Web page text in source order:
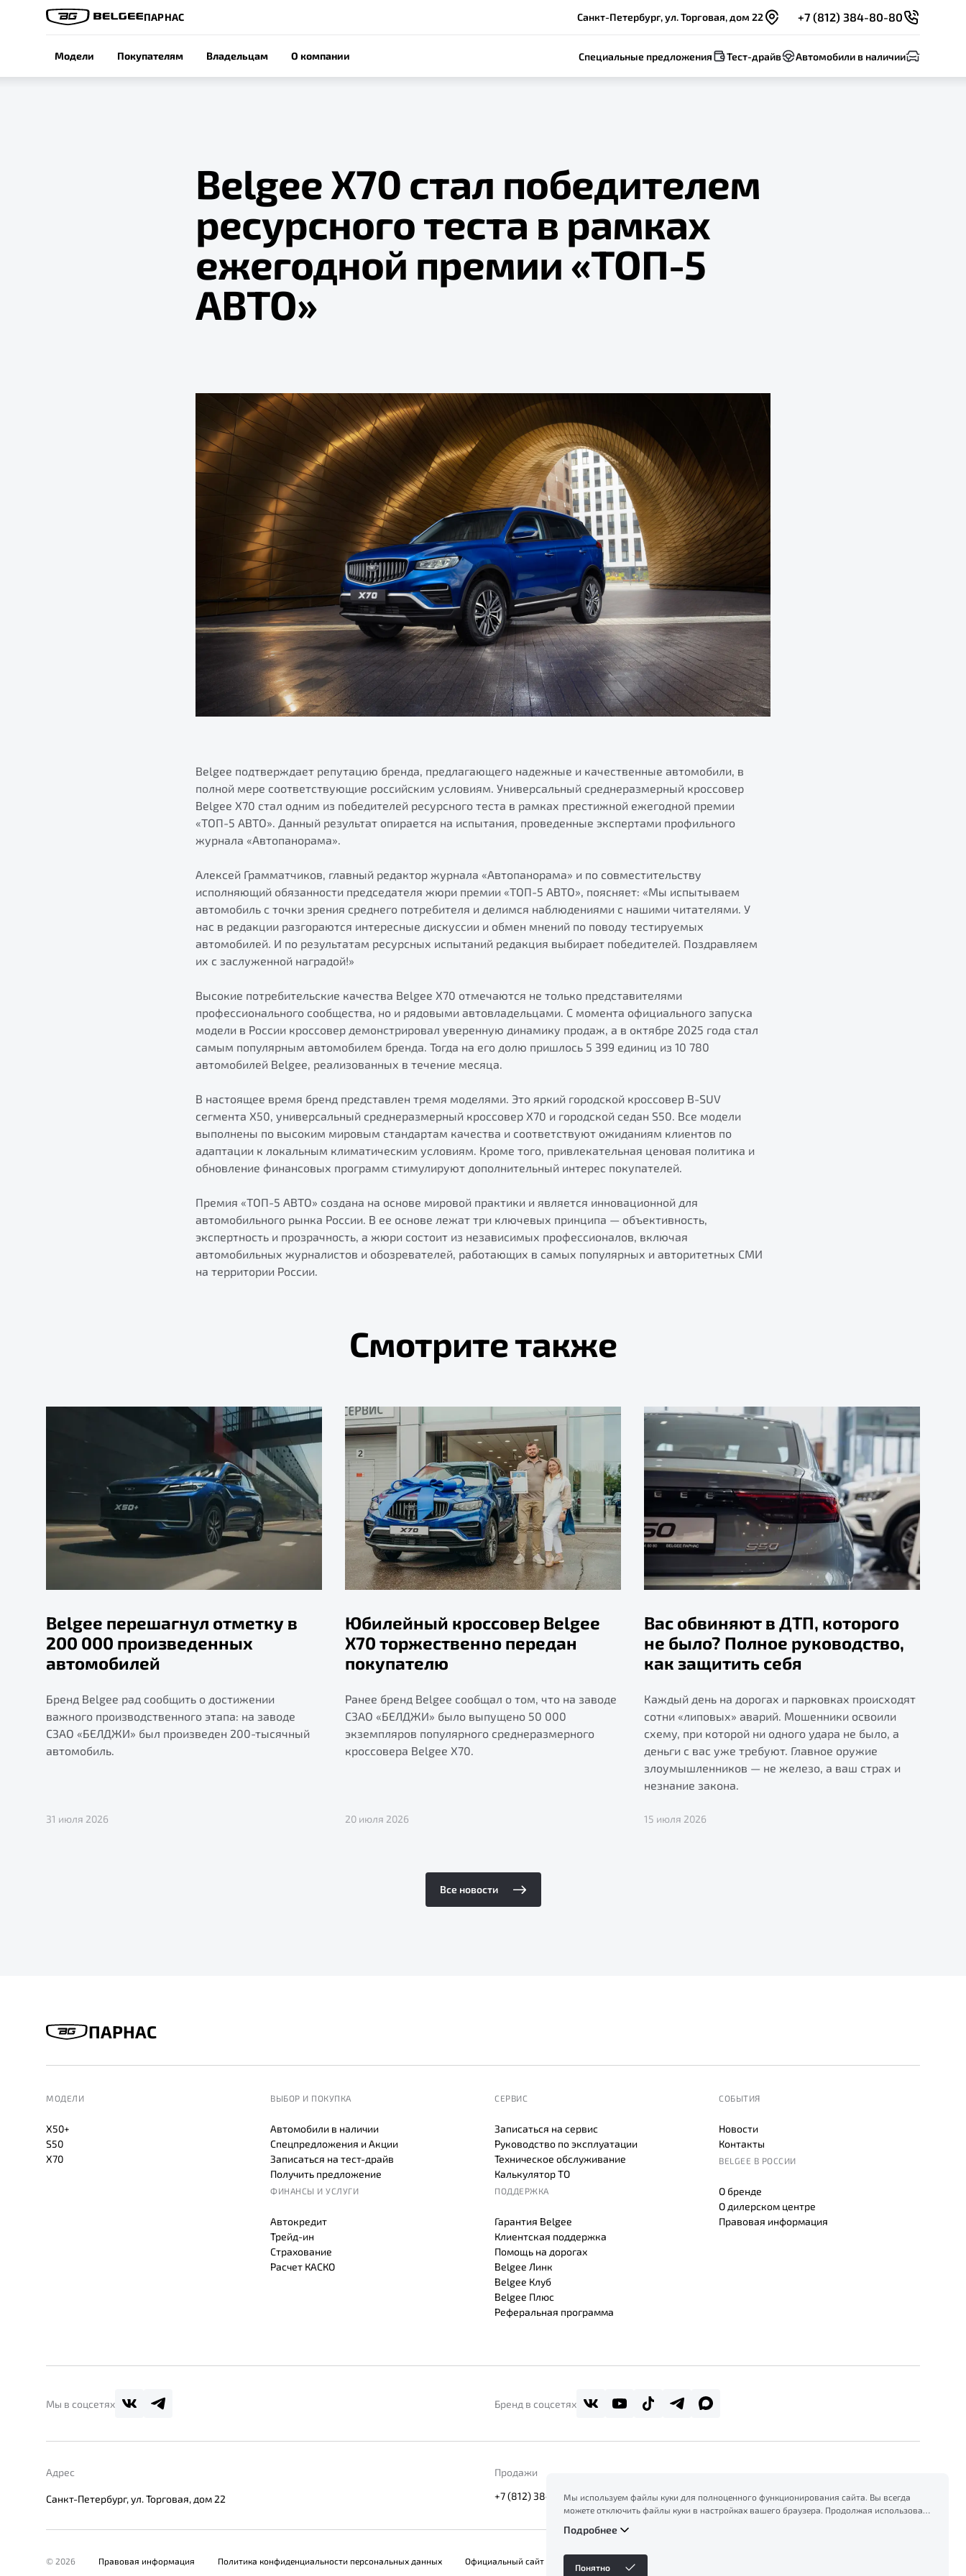
ПАРНАС Санкт-Петербург, ул. Торговая, дом 22 +7 (812) 384-80-80
Модели Покупателям Владельцам О компании Специальные предложения Тест-драйв Автомобили в наличии
Belgee Х70 стал победителем
ресурсного теста в рамках
ежегодной премии «ТОП-5
АВТО»
Belgee подтверждает репутацию бренда, предлагающего надежные и качественные автомобили, в
полной мере соответствующие российским условиям. Универсальный среднеразмерный кроссовер
Belgee X70 стал одним из победителей ресурсного теста в рамках престижной ежегодной премии
«ТОП-5 АВТО». Данный результат опирается на испытания, проведенные экспертами профильного
журнала «Автопанорама».
Алексей Грамматчиков, главный редактор журнала «Автопанорама» и по совместительству
исполняющий обязанности председателя жюри премии «ТОП-5 АВТО», поясняет: «Мы испытываем
автомобиль с точки зрения среднего потребителя и делимся наблюдениями с нашими читателями. У
нас в редакции разгораются интересные дискуссии и обмен мнений по поводу тестируемых
автомобилей. И по результатам ресурсных испытаний редакция выбирает победителей. Поздравляем
их с заслуженной наградой!»
Высокие потребительские качества Belgee X70 отмечаются не только представителями
профессионального сообщества, но и рядовыми автовладельцами. С момента официального запуска
модели в России кроссовер демонстрировал уверенную динамику продаж, а в октябре 2025 года стал
самым популярным автомобилем бренда. Тогда на его долю пришлось 5 399 единиц из 10 780
автомобилей Belgee, реализованных в течение месяца.
В настоящее время бренд представлен тремя моделями. Это яркий городской кроссовер B-SUV
сегмента X50, универсальный среднеразмерный кроссовер X70 и городской седан S50. Все модели
выполнены по высоким мировым стандартам качества и соответствуют ожиданиям клиентов по
адаптации к локальным климатическим условиям. Кроме того, привлекательная ценовая политика и
обновление финансовых программ стимулируют дополнительный интерес покупателей.
Премия «ТОП-5 АВТО» создана на основе мировой практики и является инновационной для
автомобильного рынка России. В ее основе лежат три ключевых принципа — объективность,
экспертность и прозрачность, а жюри состоит из независимых профессионалов, включая
автомобильных журналистов и обозревателей, работающих в самых популярных и авторитетных СМИ
на территории России.
Смотрите также
Belgee перешагнул отметку в
200 000 произведенных
автомобилей
Бренд Belgee рад сообщить о достижении
важного производственного этапа: на заводе
СЗАО «БЕЛДЖИ» был произведен 200-тысячный
автомобиль.
31 июля 2026
Юбилейный кроссовер Belgee
X70 торжественно передан
покупателю
Ранее бренд Belgee сообщал о том, что на заводе
СЗАО «БЕЛДЖИ» было выпущено 50 000
экземпляров популярного среднеразмерного
кроссовера Belgee X70.
20 июля 2026
Вас обвиняют в ДТП, которого
не было? Полное руководство,
как защитить себя
Каждый день на дорогах и парковках происходят
сотни «липовых» аварий. Мошенники освоили
схему, при которой ни одного удара не было, а
деньги с вас уже требуют. Главное оружие
злоумышленников — не железо, а ваш страх и
незнание закона.
15 июля 2026
Все новости
ПАРНАС
МОДЕЛИ
X50+
S50
X70
ВЫБОР И ПОКУПКА
Автомобили в наличии
Спецпредложения и Акции
Записаться на тест-драйв
Получить предложение
ФИНАНСЫ И УСЛУГИ
Автокредит
Трейд-ин
Страхование
Расчет КАСКО
СЕРВИС
Записаться на сервис
Руководство по эксплуатации
Техническое обслуживание
Калькулятор ТО
ПОДДЕРЖКА
Гарантия Belgee
Клиентская поддержка
Помощь на дорогах
Belgee Линк
Belgee Клуб
Belgee Плюс
Реферальная программа
СОБЫТИЯ
Новости
Контакты
BELGEE В РОССИИ
О бренде
О дилерском центре
Правовая информация
Мы в соцсетях Бренд в соцсетях
Адрес
Санкт-Петербург, ул. Торговая, дом 22
Продажи
+7 (812) 384-80-80
© 2026 Правовая информация Политика конфиденциальности персональных данных Официальный сайт Belgee в России
Мы используем файлы куки для полноценного функционирования сайта. Вы всегда
можете отключить файлы куки в настройках вашего браузера. Продолжая использовать
ознакомление с информацией по сбору, использованию и возможной блокировке
Подробнее
Понятно